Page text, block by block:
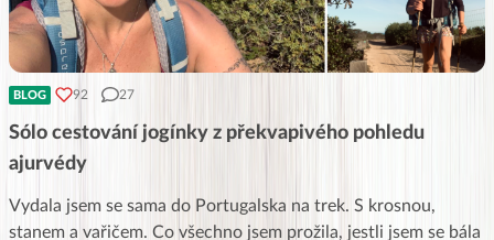
BLOG 92 27
Sólo cestování jogínky z překvapivého pohledu
ajurvédy
Vydala jsem se sama do Portugalska na trek. S krosnou,
stanem a vařičem. Co všechno jsem prožila, jestli jsem se bála